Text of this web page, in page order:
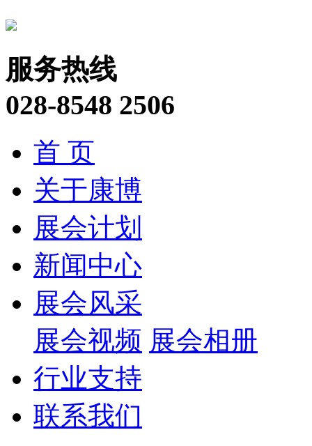
服务热线
028-8548 2506
首 页
关于康博
展会计划
新闻中心
展会风采
展会视频 展会相册
行业支持
联系我们